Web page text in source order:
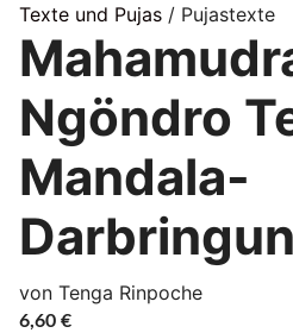
Texte und Pujas / Pujastexte
Ngöndro
Mandala-
von Tenga Rinpoche
6,60 €